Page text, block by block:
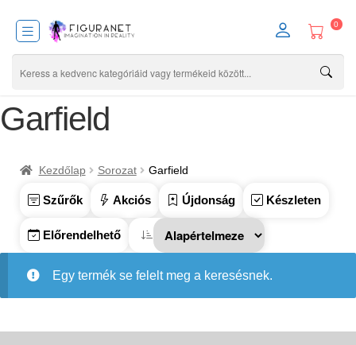
0
Garfield
Kezdőlap Sorozat Garfield
Szűrők Akciós Újdonság Készleten
Előrendelhető
Egy termék se felelt meg a keresésnek.